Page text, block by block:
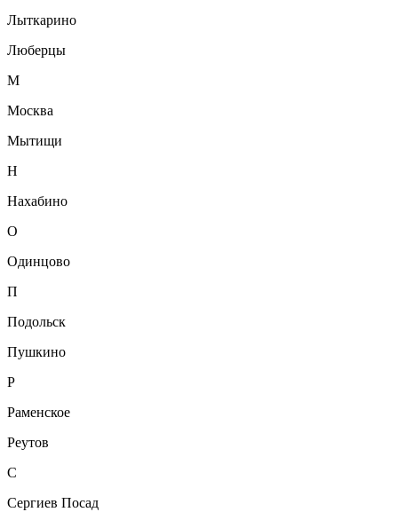
Лыткарино
Люберцы
М
Москва
Мытищи
Н
Нахабино
О
Одинцово
П
Подольск
Пушкино
Р
Раменское
Реутов
С
Сергиев Посад